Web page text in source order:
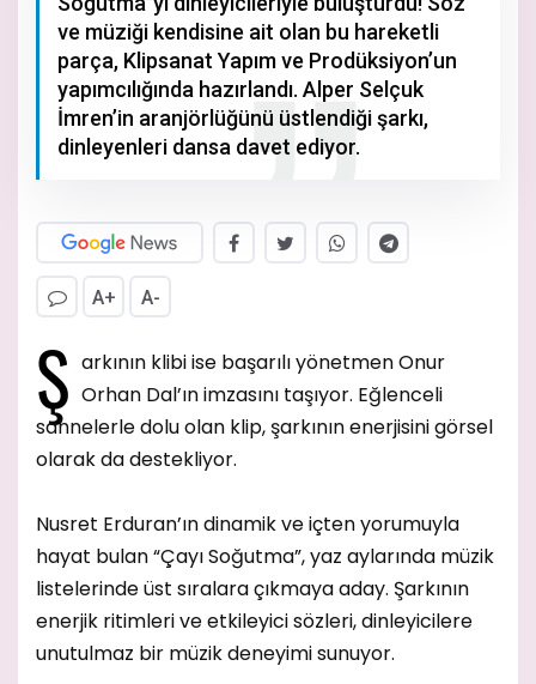
ve müziği kendisine ait olan bu hareketli
parça, Klipsanat Yapım ve Prodüksiyon’un
yapımcılığında hazırlandı. Alper Selçuk
İmren’in aranjörlüğünü üstlendiği şarkı,
dinleyenleri dansa davet ediyor.
A+ A-
Ş arkının klibi ise başarılı yönetmen Onur
Orhan Dal’ın imzasını taşıyor. Eğlenceli
sahnelerle dolu olan klip, şarkının enerjisini görsel
olarak da destekliyor.
Nusret Erduran’ın dinamik ve içten yorumuyla
hayat bulan “Çayı Soğutma”, yaz aylarında müzik
listelerinde üst sıralara çıkmaya aday. Şarkının
enerjik ritimleri ve etkileyici sözleri, dinleyicilere
unutulmaz bir müzik deneyimi sunuyor.